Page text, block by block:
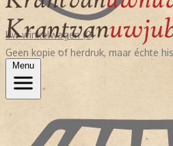
Uw winkelwagen (0)
Geen kopie of herdruk, maar échte
Menu